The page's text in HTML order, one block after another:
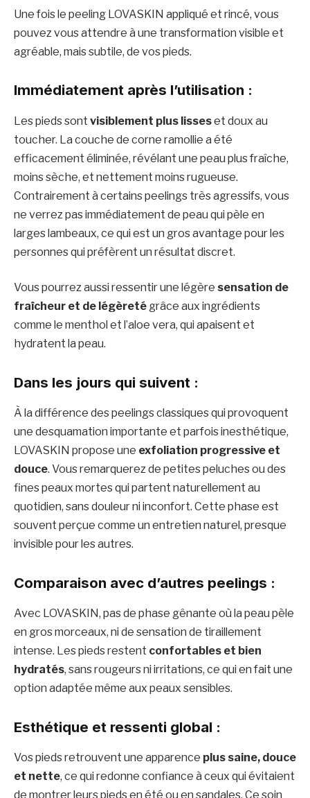
Une fois le peeling LOVASKIN appliqué et rincé, vous
pouvez vous attendre à une transformation visible et
agréable, mais subtile, de vos pieds.
Immédiatement après l’utilisation :
Les pieds sont visiblement plus lisseset doux au
toucher. La couche de corne ramollie a été
efficacement éliminée, révélant une peau plus fraîche,
moins sèche, et nettement moins rugueuse.
Contrairement à certains peelings très agressifs, vous
ne verrez pas immédiatement de peau qui pèle en
larges lambeaux, ce qui est un gros avantage pour les
personnes qui préfèrent un résultat discret.
Vous pourrez aussi ressentir une légère sensation de
fraîcheur et de légèreté grâce aux ingrédients
comme le menthol et l’aloe vera, qui apaisent et
hydratent la peau.
Dans les jours qui suivent :
À la différence des peelings classiques qui provoquent
une desquamation importante et parfois inesthétique,
LOVASKIN propose une exfoliation progressive et
douce. Vous remarquerez de petites peluches ou des
fines peaux mortes qui partent naturellement au
quotidien, sans douleur ni inconfort. Cette phase est
souvent perçue comme un entretien naturel, presque
invisible pour les autres.
Comparaison avec d’autres peelings :
Avec LOVASKIN, pas de phase gênante où la peau pèle
en gros morceaux, ni de sensation de tiraillement
intense. Les pieds restent confortables et bien
hydratés, sans rougeurs ni irritations, ce qui en fait une
option adaptée même aux peaux sensibles.
Esthétique et ressenti global :
Vos pieds retrouvent une apparence plus saine, douce
et nette, ce qui redonne confiance à ceux qui évitaient
de montrer leurs pieds en été ou en sandales. Ce soin